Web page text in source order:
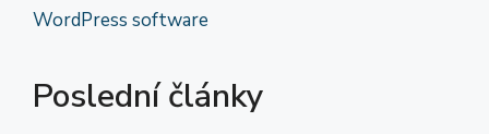
WordPress software
Poslední články